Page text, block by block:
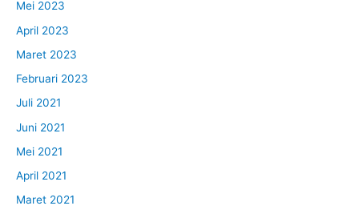
Mei 2023
April 2023
Maret 2023
Februari 2023
Juli 2021
Juni 2021
Mei 2021
April 2021
Maret 2021